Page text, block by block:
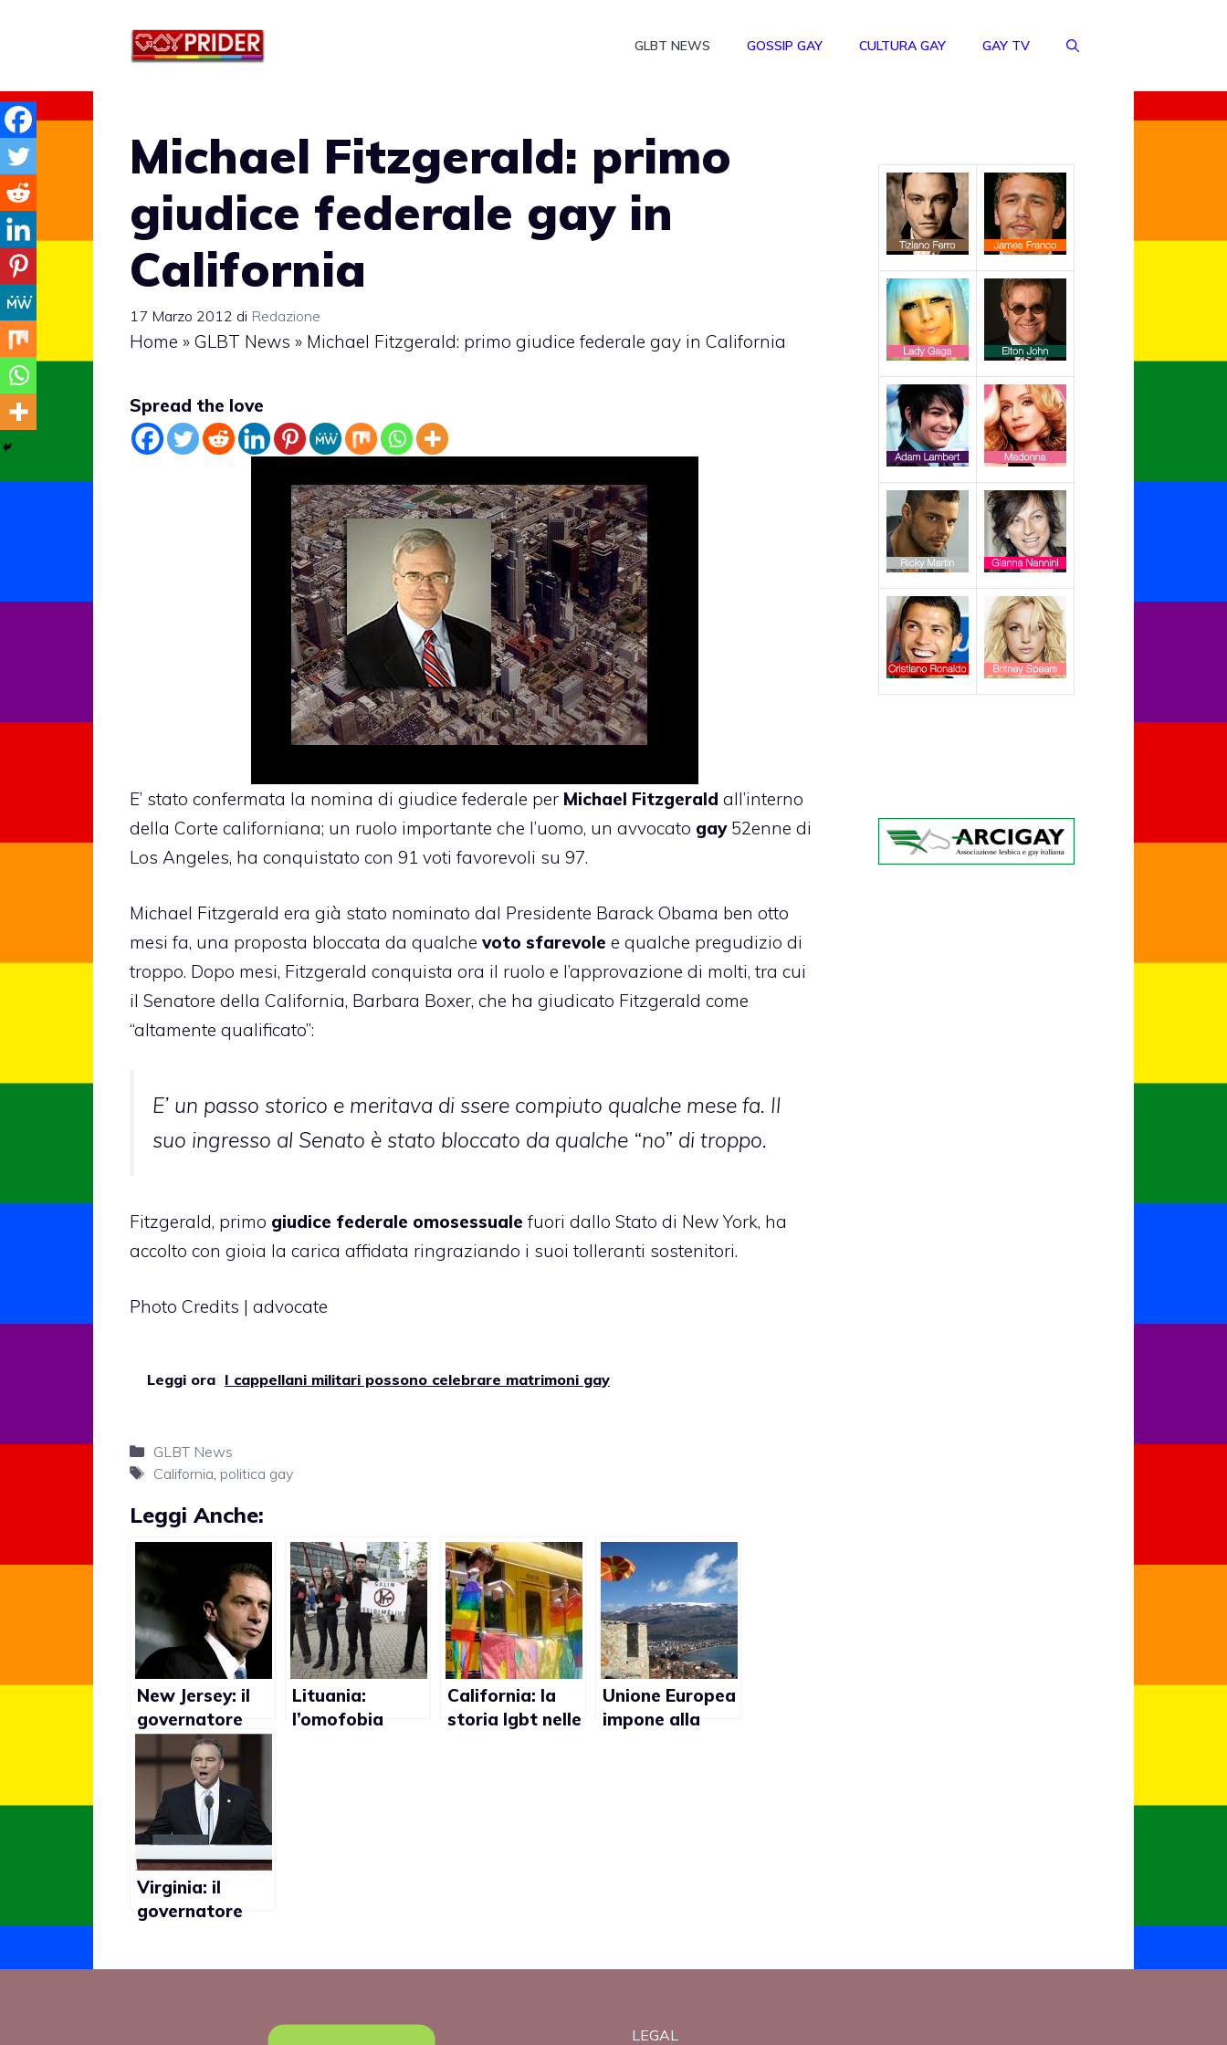
GLBT NEWS GOSSIP GAY CULTURA GAY GAY TV
Michael Fitzgerald: primo
giudice federale gay in
California
17 Marzo 2012 di Redazione
Home » GLBT News » Michael Fitzgerald: primo giudice federale gay in California
Spread the love
E’ stato confermata la nomina di giudice federale per Michael Fitzgerald all’interno
della Corte californiana; un ruolo importante che l’uomo, un avvocato gay52enne di
Los Angeles, ha conquistato con 91 voti favorevoli su 97.
Michael Fitzgerald era già stato nominato dal Presidente Barack Obama ben otto
mesi fa, una proposta bloccata da qualche voto sfarevole e qualche pregudizio di
troppo. Dopo mesi, Fitzgerald conquista ora il ruolo e l’approvazione di molti, tra cui
il Senatore della California, Barbara Boxer, che ha giudicato Fitzgerald come
“altamente qualificato”:
E’ un passo storico e meritava di ssere compiuto qualche mese fa. Il
suo ingresso al Senato è stato bloccato da qualche “no” di troppo.
Fitzgerald, primo giudice federale omosessuale fuori dallo Stato di New York, ha
accolto con gioia la carica affidata ringraziando i suoi tolleranti sostenitori.
Photo Credits | advocate
Leggi ora I cappellani militari possono celebrare matrimoni gay
Categorie
GLBT News
Tag
California politica gay
Leggi Anche:
New Jersey: il
governatore
gay Jim
McGreevey non
diventerà
pastore
Lituania:
l’omofobia
California: la
storia lgbt nelle
Unione Europea
impone alla
Virginia: il
governatore
LEGAL